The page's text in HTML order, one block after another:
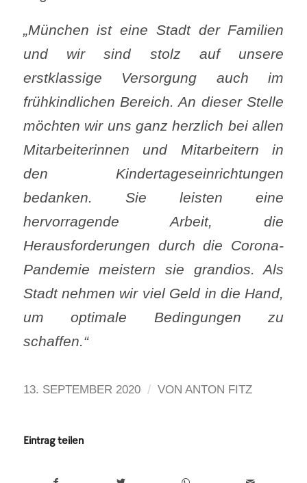
„München ist eine Stadt der Familien
und wir sind stolz auf unsere
erstklassige Versorgung auch im
frühkindlichen Bereich. An dieser Stelle
möchten wir uns ganz herzlich bei allen
Mitarbeiterinnen und Mitarbeitern in
den Kindertageseinrichtungen
bedanken. Sie leisten eine
hervorragende Arbeit, die
Herausforderungen durch die Corona-
Pandemie meistern sie grandios. Als
Stadt nehmen wir viel Geld in die Hand,
um optimale Bedingungen zu
schaffen.“
13. SEPTEMBER 2020 / VON ANTON FITZ
Eintrag teilen